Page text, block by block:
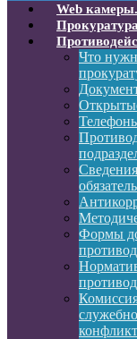
Web
Что
Формы